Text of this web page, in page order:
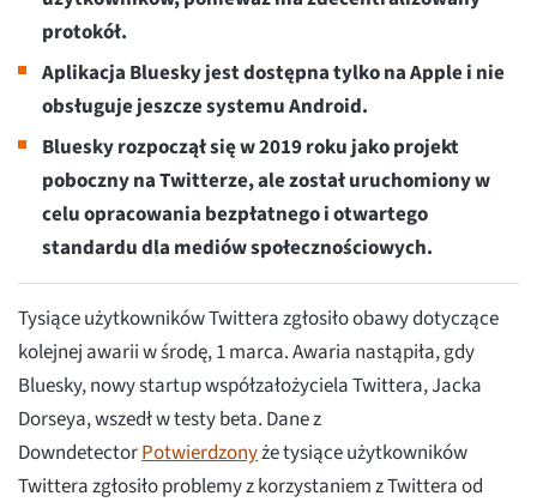
protokół.
Aplikacja Bluesky jest dostępna tylko na Apple i nie
obsługuje jeszcze systemu Android.
Bluesky rozpoczął się w 2019 roku jako projekt
poboczny na Twitterze, ale został uruchomiony w
celu opracowania bezpłatnego i otwartego
standardu dla mediów społecznościowych.
Tysiące użytkowników Twittera zgłosiło obawy dotyczące
kolejnej awarii w środę, 1 marca. Awaria nastąpiła, gdy
Bluesky, nowy startup współzałożyciela Twittera, Jacka
Dorseya, wszedł w testy beta. Dane z
DowndetectorPotwierdzonyże tysiące użytkowników
Twittera zgłosiło problemy z korzystaniem z Twittera od